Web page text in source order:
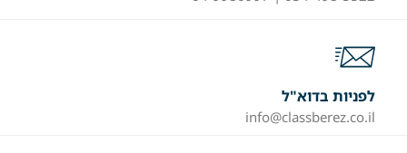
לפניות בדוא"ל
info@classberez.co.il